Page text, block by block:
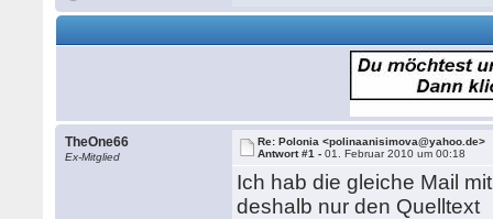
TheOne66
Ex-Mitglied
Re: Polonia <polinaanisimova@yahoo.de>
Antwort #1 -01. Februar 2010 um 00:18
Ich hab die gleiche Mail
deshalb nur den Quelltext